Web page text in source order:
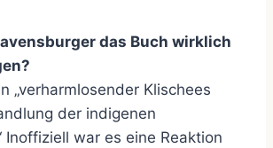
das Buch wirklich
„verharmlosender Klischees
der indigenen
Inoffiziell war es eine Reaktion